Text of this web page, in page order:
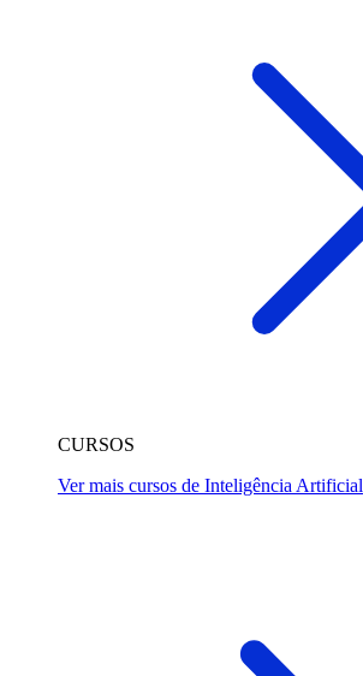
CURSOS
Ver mais cursos de Inteligência Artificial